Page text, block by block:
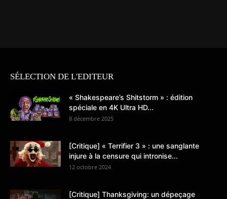
SÉLECTION DE L'EDITEUR
« Shakespeare’s Shitstorm » : édition
spéciale en 4K Ultra HD...
8 décembre 2025
[Critique] « Terrifier 3 » : une sanglante
injure à la censure qui intronise...
12 octobre 2024
[Critique] Thanksgiving: un dépeçage